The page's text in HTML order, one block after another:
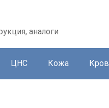
аналоги
ЦНС Кожа